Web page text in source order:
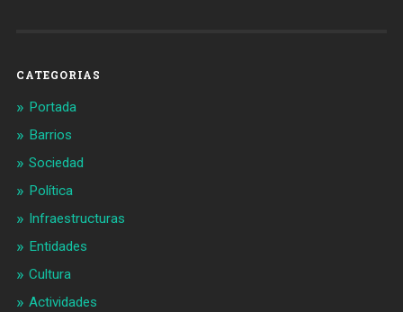
CATEGORIAS
Portada
Barrios
Sociedad
Política
Infraestructuras
Entidades
Cultura
Actividades